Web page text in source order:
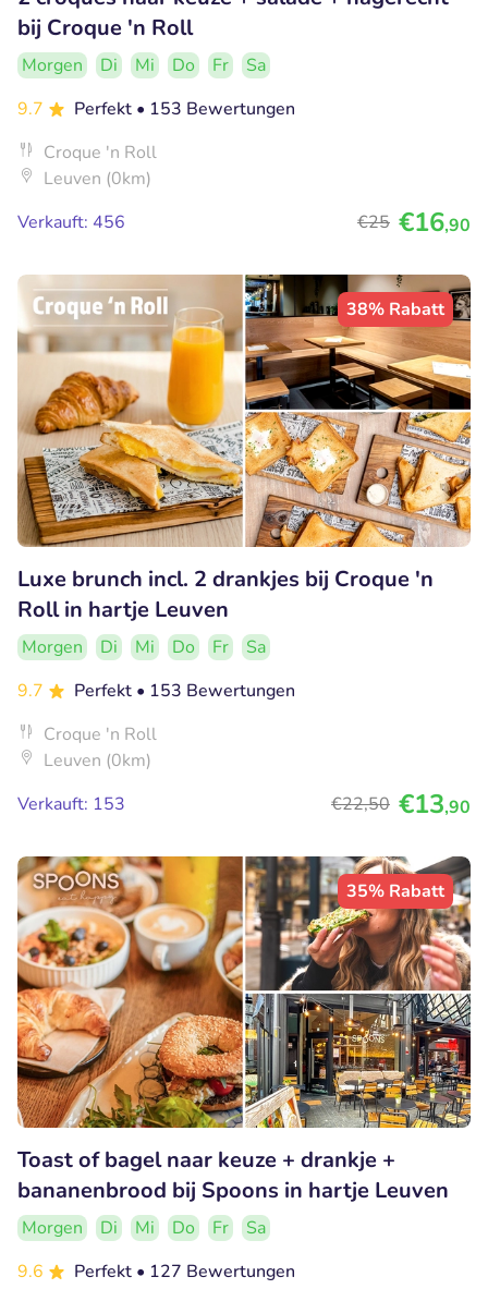
bij Croque 'n Roll
Morgen Di Mi Do Fr
Sa
9.7
Perfekt • 153 Bewertungen
Croque 'n Roll
Leuven (0km)
Verkauft: 456
€25 €16,90
38% Rabatt
Luxe brunch incl. 2 drankjes bij Croque 'n
Roll in hartje Leuven
Morgen Di Mi Do Fr
Sa
9.7
Perfekt • 153 Bewertungen
Croque 'n Roll
Leuven (0km)
Verkauft: 153
€22,50 €13,90
35% Rabatt
Toast of bagel naar keuze + drankje +
bananenbrood bij Spoons in hartje Leuven
Morgen Di Mi Do Fr
Sa
9.6
Perfekt • 127 Bewertungen